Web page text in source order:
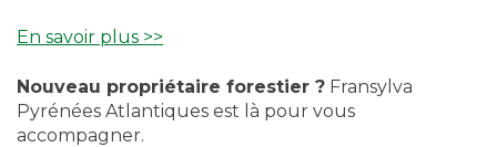
En savoir plus >>
Nouveau propriétaire forestier ? Fransylva
Pyrénées Atlantiques est là pour vous
accompagner.